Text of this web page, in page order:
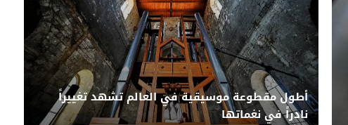
أطول مقطوعة موسيقية في العالم تشهد تغييراً
نادراً في نغماتها